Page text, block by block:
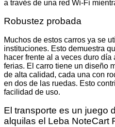
a través de una red Wi-Fi
Robustez probada
Muchos de estos carros ya se
instituciones. Esto demuestra
hacer frente al a veces duro
ferias. El carro tiene un diseño
de alta calidad, cada una con
en dos de las ruedas. Esto
facilidad de uso.
El transporte es un juego
alquilas el Leba NoteCart